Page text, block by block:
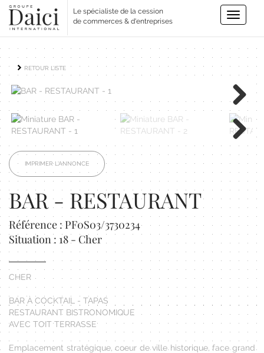
Le spécialiste de la cession
de commerces & d'entreprises
Toggle
RETOUR LISTE
Next
Next
IMPRIMER L'ANNONCE
BAR - RESTAURANT
Référence : PF0S03/3730234
Situation : 18 - Cher
CHER
BAR À COCKTAIL - TAPAS
RESTAURANT BISTRONOMIQUE
AVEC TOIT TERRASSE
Emplacement stratégique, coeur de ville historique, face grand